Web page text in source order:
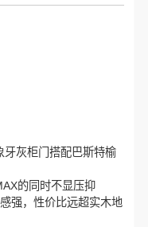
牙灰柜门搭配巴斯特榆
的同时不显压抑
强，性价比远超实木地